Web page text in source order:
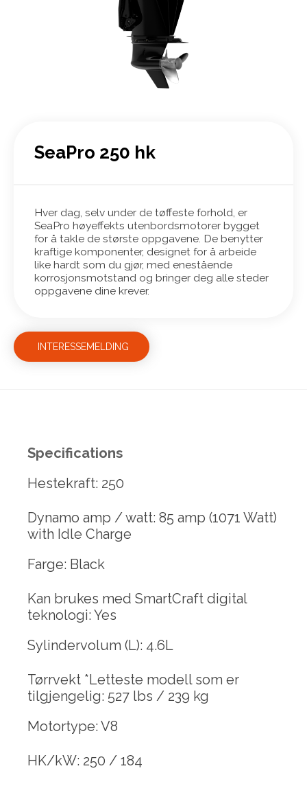
SeaPro 250 hk
Hver dag, selv under de tøffeste forhold, er
SeaPro høyeffekts utenbordsmotorer bygget
for å takle de største oppgavene. De benytter
kraftige komponenter, designet for å arbeide
like hardt som du gjør, med enestående
korrosjonsmotstand og bringer deg alle steder
oppgavene dine krever.
INTERESSEMELDING
Specifications
Hestekraft: 250
Dynamo amp / watt: 85 amp (1071 Watt)
with Idle Charge
Farge: Black
Kan brukes med SmartCraft digital
teknologi: Yes
Sylindervolum (L): 4.6L
Tørrvekt *Letteste modell som er
tilgjengelig: 527 lbs / 239 kg
Motortype: V8
HK/kW: 250 / 184